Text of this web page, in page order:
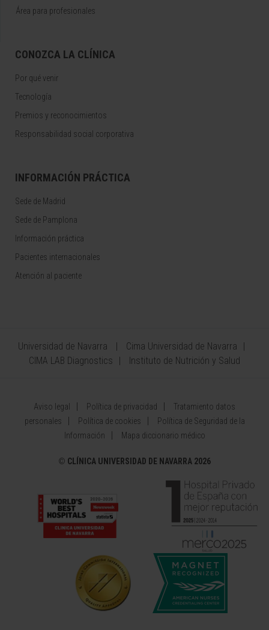
Área para profesionales
CONOZCA LA CLÍNICA
Por qué venir
Tecnología
Premios y reconocimientos
Responsabilidad social corporativa
INFORMACIÓN PRÁCTICA
Sede de Madrid
Sede de Pamplona
Información práctica
Pacientes internacionales
Atención al paciente
Universidad de Navarra
Cima Universidad de Navarra
CIMA LAB Diagnostics
Instituto de Nutrición y Salud
Aviso legal Política de privacidad
Tratamiento datos
personales
Política de cookies
Política de Seguridad de la
Información
Mapa diccionario médico
© CLÍNICA UNIVERSIDAD DE NAVARRA 2026